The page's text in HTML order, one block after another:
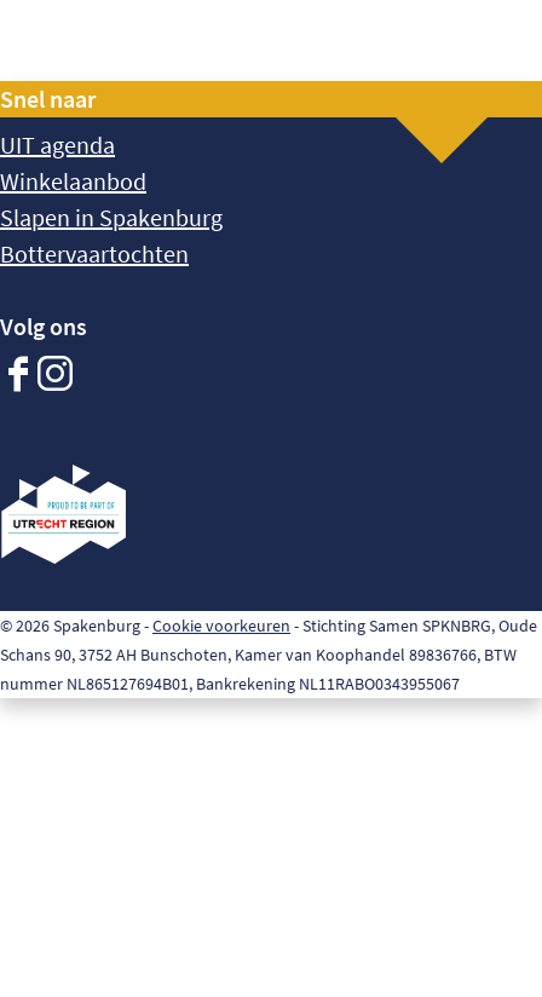
Snel naar
UIT agenda
Winkelaanbod
Slapen in Spakenburg
Bottervaartochten
Volg ons
Facebook
Instagram
© 2026 Spakenburg -Cookie voorkeuren - Stichting Samen SPKNBRG, Oude
Schans 90, 3752 AH Bunschoten, Kamer van Koophandel 89836766, BTW
nummer NL865127694B01, Bankrekening NL11RABO0343955067